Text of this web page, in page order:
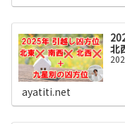
北
ayatiti.net